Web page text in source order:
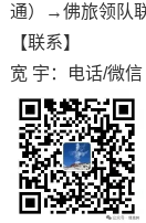
通）→佛旅领队
【联系】
宽 宇：电话/微